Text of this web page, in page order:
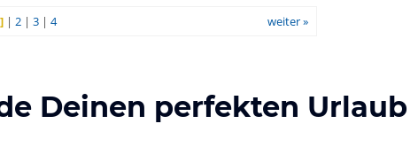
| 2| 3| 4 weiter »
Deinen perfekten Urlaub